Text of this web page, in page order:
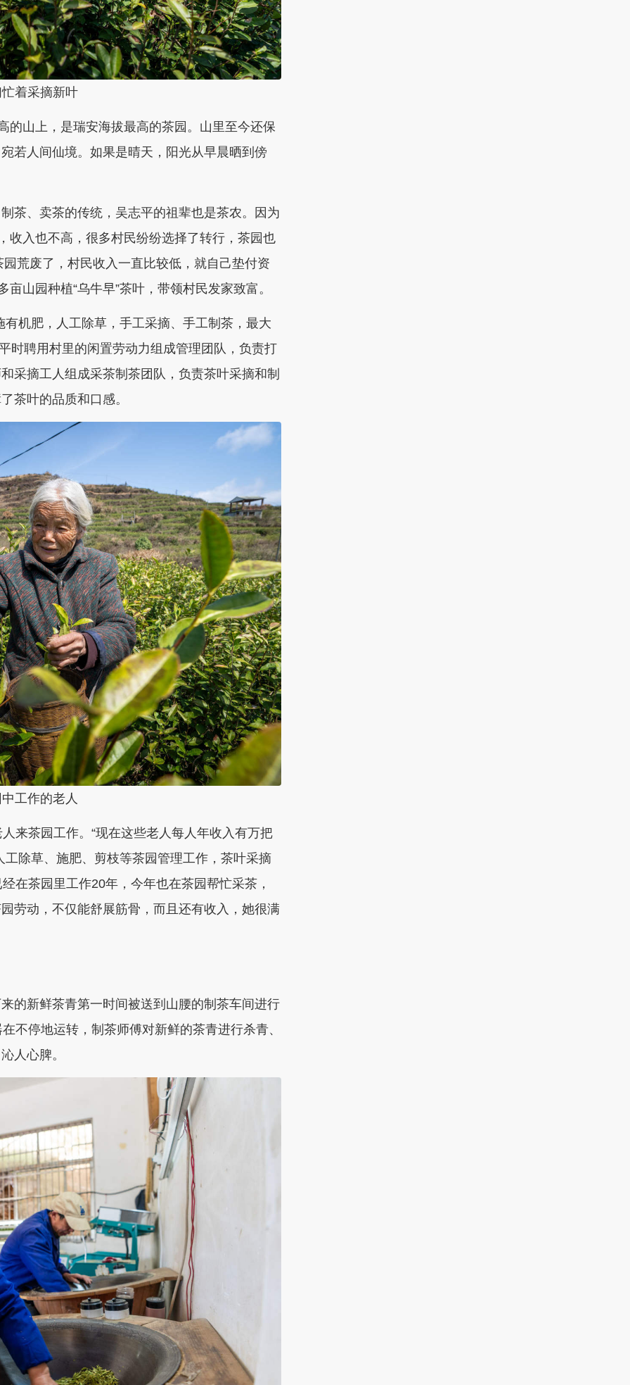
采摘新叶
山上，是瑞安海拔最高的茶园。山里至今还保
若人间仙境。如果是晴天，阳光从早晨晒到傍
、卖茶的传统，吴志平的祖辈也是茶农。因为
收入也不高，很多村民纷纷选择了转行，茶园也
荒废了，村民收入一直比较低，就自己垫付资
山园种植“乌牛早”茶叶，带领村民发家致富。
肥，人工除草，手工采摘、手工制茶，最大
时聘用村里的闲置劳动力组成管理团队，负责打
采摘工人组成采茶制茶团队，负责茶叶采摘和制
茶叶的品质和口感。
作的老人
茶园工作。“现在这些老人每人年收入有万把
除草、施肥、剪枝等茶园管理工作，茶叶采摘
在茶园里工作20年，今年也在茶园帮忙采茶，
劳动，不仅能舒展筋骨，而且还有收入，她很满
新鲜茶青第一时间被送到山腰的制茶车间进行
不停地运转，制茶师傅对新鲜的茶青进行杀青、
人心脾。